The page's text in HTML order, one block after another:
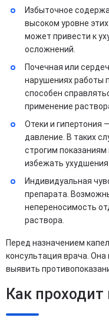
Избыточное
высоком уровне
может привести к
осложнений.
Почечная или
нарушениях работы
способен
применение
Отеки и гипертония
давление. В таких
строгим
избежать
Индивидуальная
препарата.
непереносимость
раствора.
Перед назначением
консультация врача.
выявить
Как